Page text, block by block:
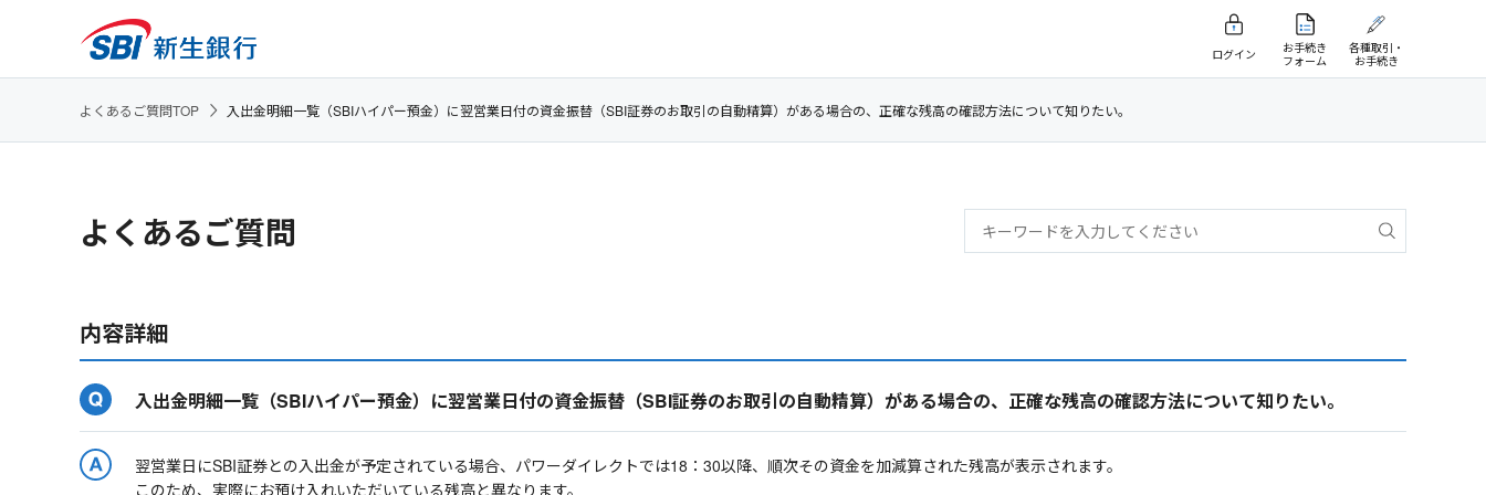
ログイン
お手続き
フォーム
各種取引・
お手続き
よくあるご質問TOP 入出金明細一覧（SBIハイパー預金）に翌営業日付の資金振替（SBI証券のお取引の自動精算）がある場合の、正確な残高の確認方法について知りたい。
よくあるご質問
内容詳細
入出金明細一覧（SBIハイパー預金）に翌営業日付の資金振替（SBI証券のお取引の自動精算）がある場合の、正確な残高の確認方法について知りたい。
翌営業日にSBI証券との入出金が予定されている場合、パワーダイレクトでは18：30以降、順次その資金を加減算された残高が表示されます。
このため、実際にお預け入れいただいている残高と異なります。